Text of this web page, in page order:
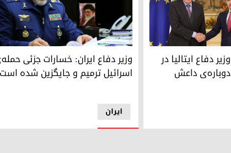
اقلیم کوردستان و "گویدو کروسیتو" وزیر دفاع ایتالیا
دفاع ایتالیا در
داعش
عزیز نصیرزاده، وزیر دفاع جمهوری اسلامی
ایران
وزیر دفاع ایران: خسارات جزئی
اسرائیل ترمیم و جایگزین شده است